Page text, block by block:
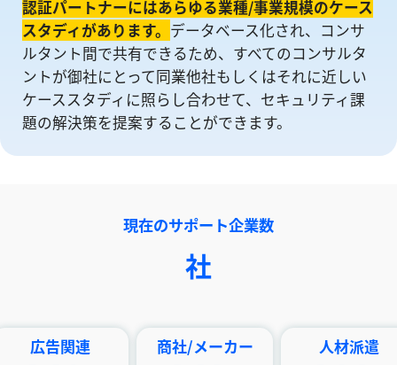
認証パートナーにはあらゆる業種/事業規模のケース
スタディがあります。 データベース化され、コンサ
ルタント間で共有できるため、すべてのコンサルタ
ントが御社にとって同業他社もしくはそれに近しい
ケーススタディに照らし合わせて、セキュリティ課
題の解決策を提案することができます。
現在のサポート企業数
社
連 商社/メーカー 人材派遣